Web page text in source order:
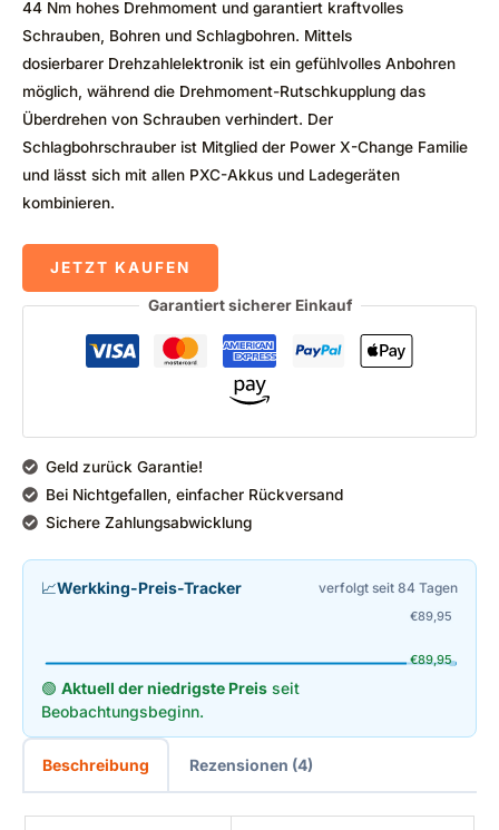
44 Nm hohes Drehmoment und garantiert kraftvolles
Schrauben, Bohren und Schlagbohren. Mittels
dosierbarer Drehzahlelektronik ist ein gefühlvolles Anbohren
möglich, während die Drehmoment-Rutschkupplung das
Überdrehen von Schrauben verhindert. Der
Schlagbohrschrauber ist Mitglied der Power X-Change Familie
und lässt sich mit allen PXC-Akkus und Ladegeräten
kombinieren.
JETZT KAUFEN
Garantiert sicherer Einkauf
Geld zurück Garantie!
Bei Nichtgefallen, einfacher Rückversand
Sichere Zahlungsabwicklung
📈Werkking-Preis-Tracker verfolgt seit 84 Tagen
€89,95
€89,95
🟢 Aktuell der niedrigste Preis seit
Beobachtungsbeginn.
Beschreibung Rezensionen (4)